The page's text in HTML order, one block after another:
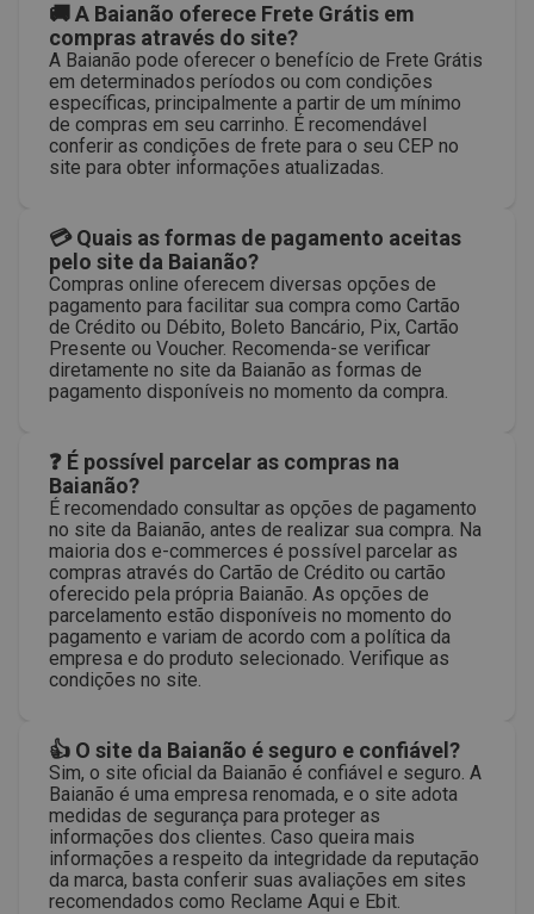
🚚 A Baianão oferece Frete Grátis em
compras através do site?
A Baianão pode oferecer o benefício de Frete Grátis
em determinados períodos ou com condições
específicas, principalmente a partir de um mínimo
de compras em seu carrinho. É recomendável
conferir as condições de frete para o seu CEP no
site para obter informações atualizadas.
💳 Quais as formas de pagamento aceitas
pelo site da Baianão?
Compras online oferecem diversas opções de
pagamento para facilitar sua compra como Cartão
de Crédito ou Débito, Boleto Bancário, Pix, Cartão
Presente ou Voucher. Recomenda-se verificar
diretamente no site da Baianão as formas de
pagamento disponíveis no momento da compra.
❓ É possível parcelar as compras na
Baianão?
É recomendado consultar as opções de pagamento
no site da Baianão, antes de realizar sua compra. Na
maioria dos e-commerces é possível parcelar as
compras através do Cartão de Crédito ou cartão
oferecido pela própria Baianão. As opções de
parcelamento estão disponíveis no momento do
pagamento e variam de acordo com a política da
empresa e do produto selecionado. Verifique as
condições no site.
👍 O site da Baianão é seguro e confiável?
Sim, o site oficial da Baianão é confiável e seguro. A
Baianão é uma empresa renomada, e o site adota
medidas de segurança para proteger as
informações dos clientes. Caso queira mais
informações a respeito da integridade da reputação
da marca, basta conferir suas avaliações em sites
recomendados como Reclame Aqui e Ebit.